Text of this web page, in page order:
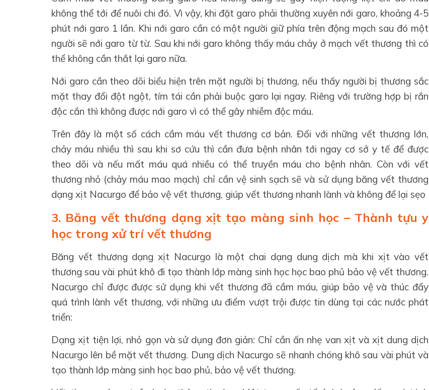
không thể tới để nuôi chi đó. Vì vậy, khi đặt garo phải thường xuyên nới garo, khoảng 4-5
phút nới garo 1 lần. Khi nới garo cần có một người giữ phía trên động mạch sau đó một
người sẽ nới garo từ từ. Sau khi nới garo không thấy máu chảy ở mạch vết thương thì có
thể không cần thắt lại garo nữa.
Nới garo cần theo dõi biểu hiện trên mặt người bị thương, nếu thấy người bị thương sắc
mặt thay đổi đột ngột, tím tái cần phải buộc garo lại ngay. Riêng với trường hợp bị rắn
độc cắn thì không được nới garo vì có thể gây nhiễm độc máu.
Trên đây là một số cách cầm máu vết thương cơ bản. Đối với những vết thương lớn,
chảy máu nhiều thì sau khi sơ cứu thì cần đưa bệnh nhân tới ngay cơ sở y tế để được
theo dõi và nếu mất máu quá nhiều có thể truyền máu cho bệnh nhân. Còn với vết
thương nhỏ (chảy máu mao mạch) chỉ cần vệ sinh sạch sẽ và sử dụng băng vết thương
dạng xịt Nacurgo để bảo vệ vết thương, giúp vết thương nhanh lành và không để lại sẹo
3. Băng vết thương dạng xịt tạo màng sinh học – Thành tựu y
học trong xử trí vết thương
Băng vết thương dạng xịt Nacurgo là một chai dạng dung dịch mà khi xịt vào vết
thương sau vài phút khô đi tạo thành lớp màng sinh học học bao phủ bảo vệ vết thương.
Nacurgo chỉ được được sử dụng khi vết thương đã cầm máu, giúp bảo vệ và thúc đẩy
quá trình lành vết thương, với những ưu điểm vượt trội được tin dùng tại các nước phát
triển:
Dạng xịt tiện lợi, nhỏ gọn và sử dụng đơn giản: Chỉ cần ấn nhẹ van xịt và xịt dung dịch
Nacurgo lên bề mặt vết thương. Dung dịch Nacurgo sẽ nhanh chóng khô sau vài phút và
tạo thành lớp màng sinh học bao phủ, bảo vệ vết thương.